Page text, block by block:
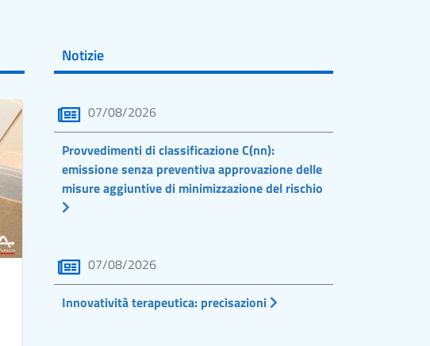
Notizie
07/08/2026
Provvedimenti di classificazione C(nn):
emissione senza preventiva approvazione delle
misure aggiuntive di minimizzazione del rischio
07/08/2026
Innovatività terapeutica: precisazioni